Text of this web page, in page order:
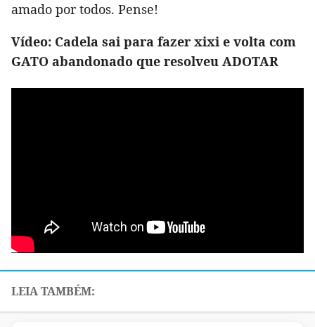
amado por todos. Pense!
Vídeo: Cadela sai para fazer xixi e volta com
GATO abandonado que resolveu ADOTAR